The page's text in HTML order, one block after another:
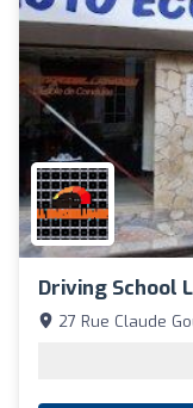
Driving School
27 Rue Claude